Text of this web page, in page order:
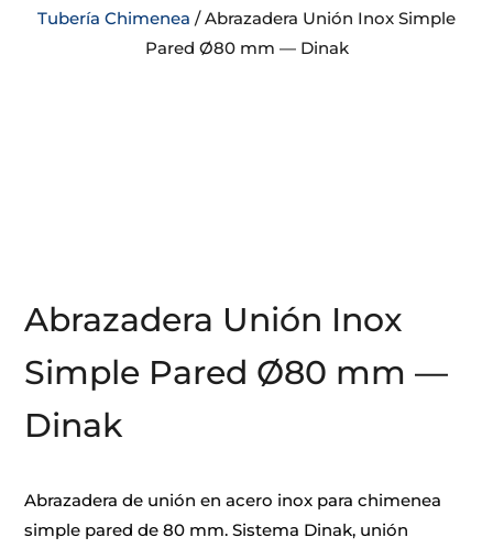
Tubería Chimenea / Abrazadera Unión Inox Simple
Pared Ø80 mm — Dinak
Abrazadera Unión Inox
Simple Pared Ø80 mm —
Dinak
Abrazadera de unión en acero inox para chimenea
simple pared de 80 mm. Sistema Dinak, unión